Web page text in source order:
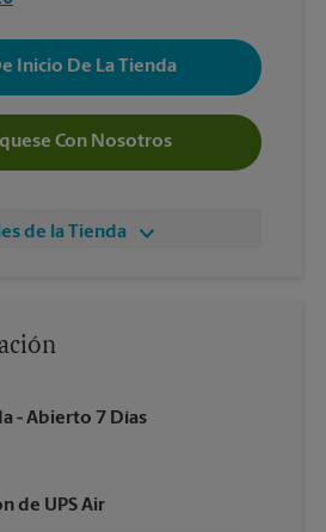
Inicio De La Tienda
Con Nosotros
de la Tienda
- Abierto 7 Días
de UPS Air